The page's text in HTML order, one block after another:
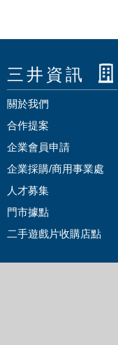
三井資訊
關於我們
合作提案
企業會員申請
企業採購/商用事業處
人才募集
門市據點
二手遊戲片收購店點